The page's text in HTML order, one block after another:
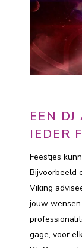
EEN
IEDER
Feestjes
Bijvoorbeeld
Viking
jouw
gage, voor